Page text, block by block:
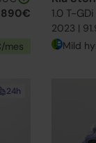
/mes
1.0 T-
2023 |
Mild
24h